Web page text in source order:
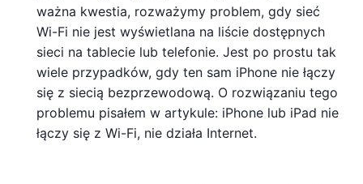
ważna kwestia, rozważymy problem, gdy sieć
Wi-Fi nie jest wyświetlana na liście dostępnych
sieci na tablecie lub telefonie. Jest po prostu tak
wiele przypadków, gdy ten sam iPhone nie łączy
się z siecią bezprzewodową. O rozwiązaniu tego
problemu pisałem w artykule: iPhone lub iPad nie
łączy się z Wi-Fi, nie działa Internet.